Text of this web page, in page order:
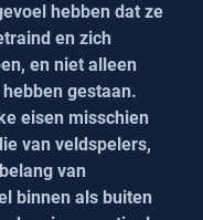
hebben dat ze
en zich
en niet alleen
gestaan.
eisen misschien
van veldspelers,
van
binnen als buiten